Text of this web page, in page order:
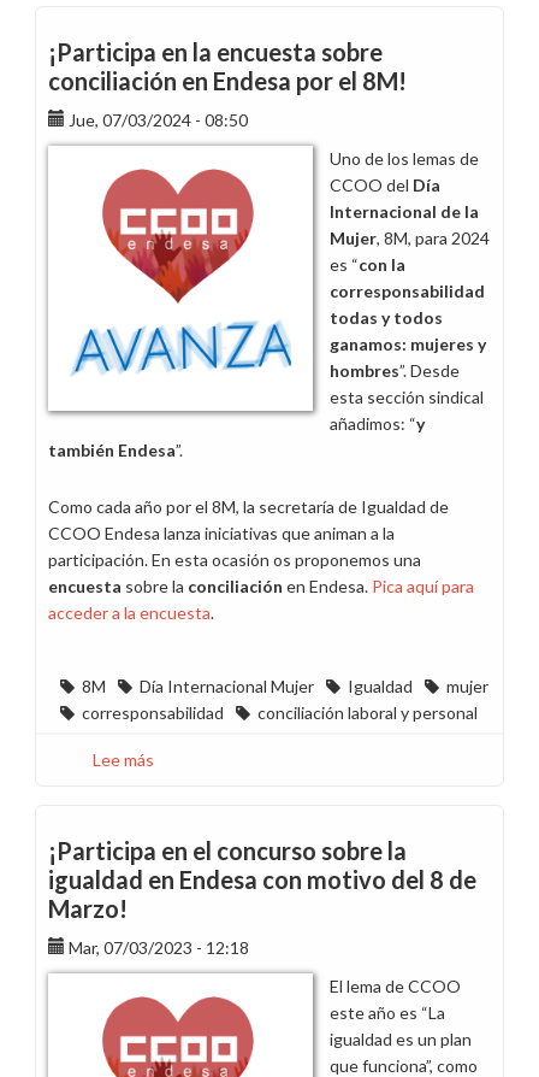
encuesta
sobre
la
primera
mujer
por
el
8M!
¡Participa en la encuesta sobre
conciliación en Endesa por el 8M!
Jue, 07/03/2024 - 08:50
Uno de los lemas de
CCOO del Día
Internacional de la
Mujer, 8M, para 2024
es “con la
corresponsabilidad
todas y todos
ganamos: mujeres y
hombres”. Desde
esta sección sindical
añadimos: “y
también Endesa”.
Como cada año por el 8M, la secretaría de Igualdad de
CCOO Endesa lanza iniciativas que animan a la
participación. En esta ocasión os proponemos una
encuesta sobre la conciliación en Endesa. Pica aquí para
acceder a la encuesta.
8M Día Internacional Mujer Igualdad
mujer
corresponsabilidad
conciliación laboral y personal
Lee más
encuesta
sobre
en
Endesa
por
8M!
¡Participa en el concurso sobre la
igualdad en Endesa con motivo del 8 de
Marzo!
Mar, 07/03/2023 - 12:18
El lema de CCOO
este año es “La
igualdad es un plan
que funciona”, como